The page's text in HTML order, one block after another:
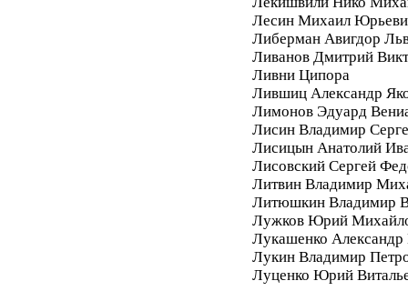
Лесин Михаил
Либерман Авигдор
Ливанов Дмитрий
Ливни Ципора
Лившиц Александр
Лимонов Эдуард
Лисин Владимир
Лисицын Анатолий
Лисовский Сергей
Литвин Владимир
Литюшкин Владимир
Лужков Юрий
Лукашенко Александр
Лукин Владимир
Луценко Юрий